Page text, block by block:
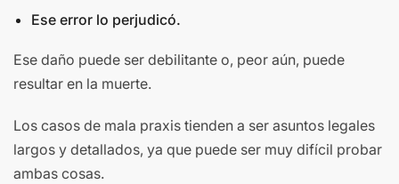
Ese error lo perjudicó.
Ese daño puede ser debilitante o, peor aún, puede
resultar en la muerte.
Los casos de mala praxis tienden a ser asuntos legales
largos y detallados, ya que puede ser muy difícil probar
ambas cosas.